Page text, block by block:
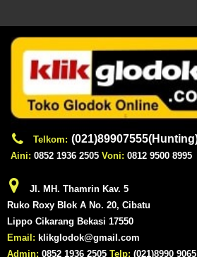
Telkom:
Aini: 0852 1936 2505 Voni: 0812 9500 8995
Jl. MH. Thamrin Kav. 5
Ruko Roxy Blok A No. 20, Cibatu
Lippo Cikarang Bekasi 17550
Email: klikglodok@gmail.com
Admin: 0852 1936 2505 Telp: (021)8990 9065